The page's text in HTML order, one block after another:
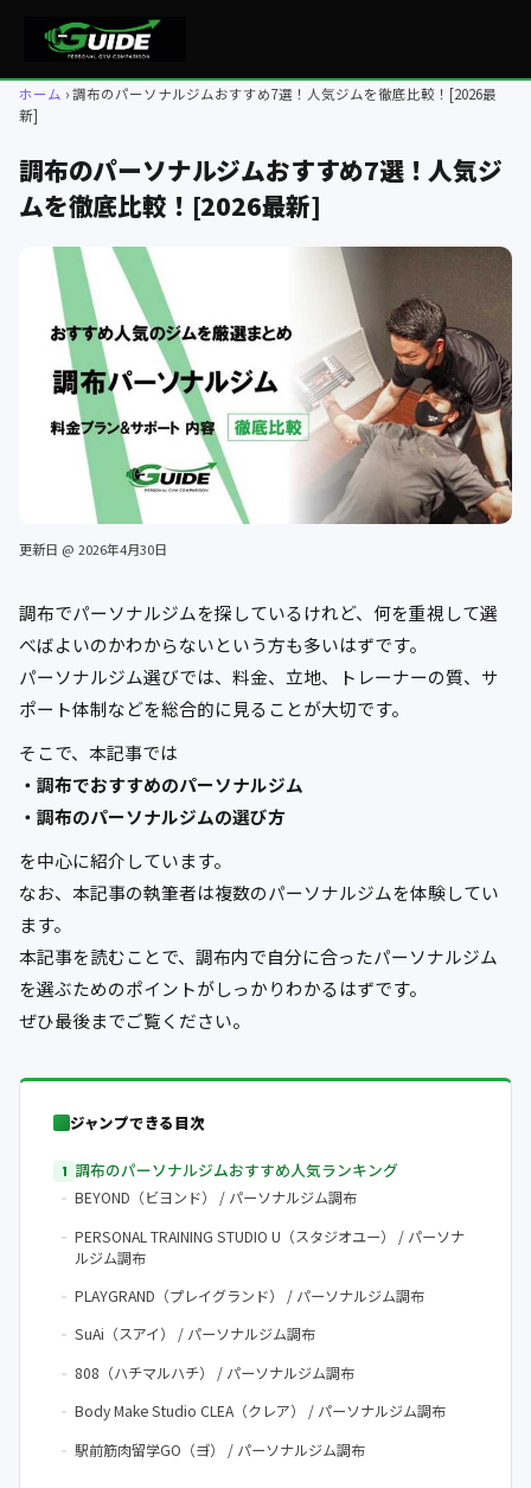
ホーム
調布のパーソナルジムおすすめ7選！人気ジムを徹底比較！[2026最
新]
調布のパーソナルジムおすすめ7選！人気ジ
ムを徹底比較！[2026最新]
更新日 @ 2026年4月30日
調布でパーソナルジムを探しているけれど、何を重視して選
べばよいのかわからないという方も多いはずです。
パーソナルジム選びでは、料金、立地、トレーナーの質、サ
ポート体制などを総合的に見ることが大切です。
そこで、本記事では
・調布でおすすめのパーソナルジム
・調布のパーソナルジムの選び方
を中心に紹介しています。
なお、本記事の執筆者は複数のパーソナルジムを体験してい
ます。
本記事を読むことで、調布内で自分に合ったパーソナルジム
を選ぶためのポイントがしっかりわかるはずです。
ぜひ最後までご覧ください。
ジャンプできる目次
調布のパーソナルジムおすすめ人気ランキング
BEYOND（ビヨンド） / パーソナルジム調布
PERSONAL TRAINING STUDIO U（スタジオユー） / パーソナ
ルジム調布
PLAYGRAND（プレイグランド） / パーソナルジム調布
SuAi（スアイ） / パーソナルジム調布
808（ハチマルハチ） / パーソナルジム調布
Body Make Studio CLEA（クレア） / パーソナルジム調布
駅前筋肉留学GO（コ゚ー） / パーソナルジム調布